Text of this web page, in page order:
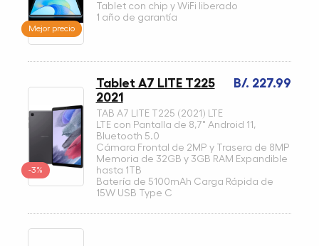
Mejor precio
Tablet con chip y WiFi liberado
1 año de garantía
-3%
B/. 227.99
Tablet A7 LITE T225
2021
TAB A7 LITE T225 (2021) LTE
LTE con Pantalla de 8,7" Android 11,
Bluetooth 5.0
Cámara Frontal de 2MP y Trasera de 8MP
Memoria de 32GB y 3GB RAM Expandible
hasta 1TB
Batería de 5100mAh Carga Rápida de
15W USB Type C